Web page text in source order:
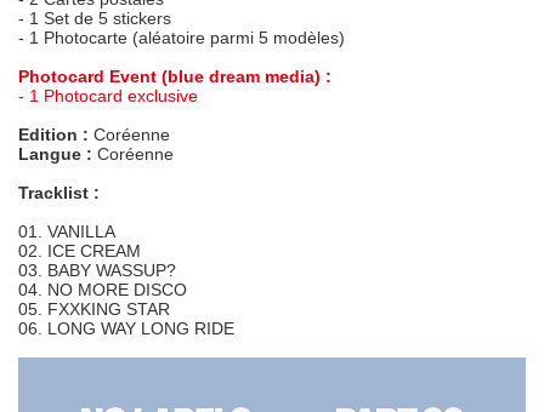
- 1 Set de 5 stickers
- 1 Photocarte (aléatoire parmi 5 modèles)
Photocard Event (blue dream media) :
- 1 Photocard exclusive
Edition : Coréenne
Langue : Coréenne
Tracklist :
01. VANILLA
02. ICE CREAM
03. BABY WASSUP?
04. NO MORE DISCO
05. FXXKING STAR
06. LONG WAY LONG RIDE